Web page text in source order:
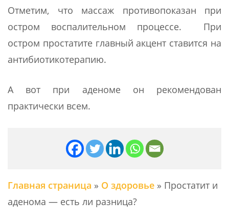
Отметим, что массаж противопоказан при
остром воспалительном процессе. При
остром простатите главный акцент ставится на
антибиотикотерапию.
А вот при аденоме он рекомендован
практически всем.
Главная страница » О здоровье » Простатит и
аденома — есть ли разница?